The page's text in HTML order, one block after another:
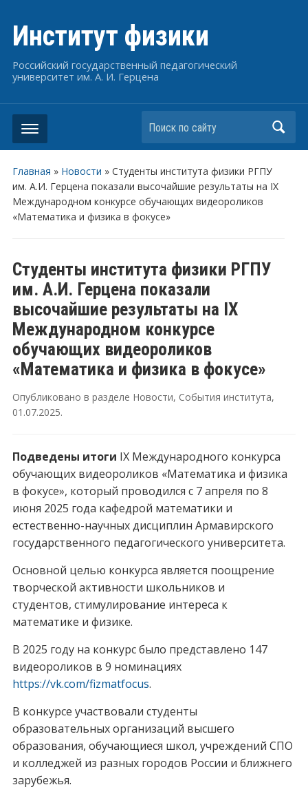
Институт физики
Российский государственный педагогический
университет им. А. И. Герцена
Поиск по сайту
Главная » Новости » Студенты института физики РГПУ
им. А.И. Герцена показали высочайшие результаты на IX
Международном конкурсе обучающих видеороликов
«Математика и физика в фокусе»
Студенты института физики РГПУ
им. А.И. Герцена показали
высочайшие результаты на IX
Международном конкурсе
обучающих видеороликов
«Математика и физика в фокусе»
Опубликовано в разделе Новости, События института,
01.07.2025.
Подведены итоги IX Международного конкурса
обучающих видеороликов «Математика и физика
в фокусе», который проводился с 7 апреля по 8
июня 2025 года кафедрой математики и
естественно-научных дисциплин Армавирского
государственного педагогического университета.
Основной целью конкурса является поощрение
творческой активности школьников и
студентов, стимулирование интереса к
математике и физике.
В 2025 году на конкурс было представлено 147
видеороликов в 9 номинациях
https://vk.com/fizmatfocus.
В конкурсе участвовали студенты
образовательных организаций высшего
образования, обучающиеся школ, учреждений СПО
и колледжей из разных городов России и ближнего
зарубежья.